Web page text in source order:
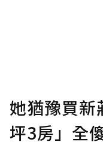
她猶豫買
坪3房」全